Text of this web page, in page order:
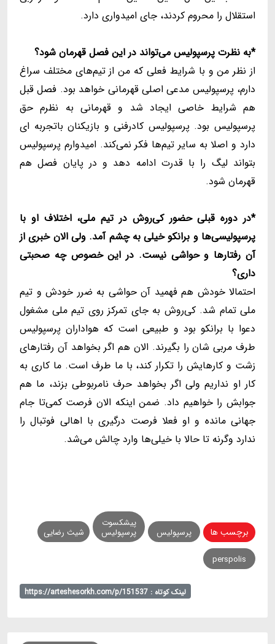
استقلال را محروم کردند، جای امیدواری دارد.
*به نظرت پرسپولیس می‌تواند در این فصل قهرمان شود؟
از نظر من و با شرایط فعلی که من از تیم‌های مختلف سراغ
دارم، پرسپولیس مدعی اصلی قهرمانی خواهد بود. فصل قبل
هم شرایط خاصی ایجاد شد و قهرمانی به نظرم حق
پرسپولیس بود. پرسپولیس کادرفنی و بازیکنان باتجربه ای
دارد و اصلا به سایر تیم‌ها فکر نمی‌کند. امیدوارم پرسپولیس
بتواند لیگ را با قدرت ادامه دهد و در پایان فصل هم
قهرمان شود.
*در دوره قبلی حضور کی‌روش در تیم ملی، اختلاف او با
پرسپولیسی‌ها و برانکو خیلی به چشم آمد. ولی الان خبری از
آن رفتارها و حواشی نیست. در این خصوص چه صحبتی
داری؟
احتمالا خودش هم فهمید آن حواشی به ضرر خودش و تیم
ملی تمام شد. کی‌روش به جای تمرکز روی تیم ملی مشغول
دعوا با برانکو بود و طبیعی است که هواداران پرسپولیس
طرف مربی شان را بگیرند. الان هم اگر بخواهد آن رفتارهای
زشت و کارهایش را تکرار کند، با ما طرف است. ما کاری به
کار او نداریم ولی اگر بخواهد حرف نامربوطی بزند، ما هم
جوابش را خواهیم داد. ضمن اینکه الان فرصت کمی‌تا جام
جهانی مانده و او فعلا فرصت درگیری با اهالی فوتبال را
ندارد وگرنه تا حالا با خیلی‌ها وارد چالش می‌شد.
برچسب ها پرسپولیس
پیشکسوت
پرسپولیس شیث رضایی
perspolis
لینک کوتاه : https://arteshesorkh.com/p/151537